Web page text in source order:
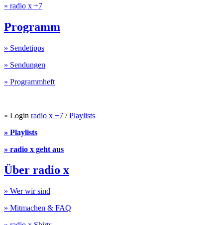
» radio x +7
Programm
» Sendetipps
» Sendungen
» Programmheft
» Login radio x +7 /Playlists
» Playlists
» radio x geht aus
Über radio x
» Wer wir sind
» Mitmachen & FAQ